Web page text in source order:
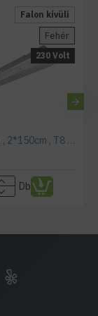
Falon kívüli
Fehér
230 Volt
Armatúra , 2*150cm , T8 LED fénycsőhöz, por, páramentes
Db